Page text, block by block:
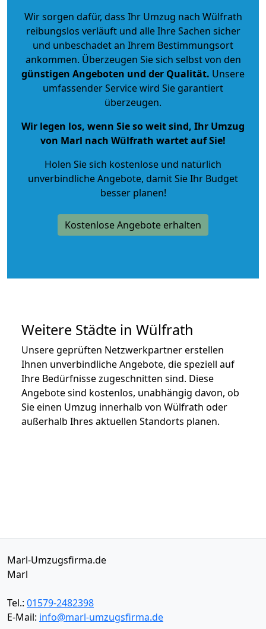
Wir sorgen dafür, dass Ihr Umzug nach Wülfrath
reibungslos verläuft und alle Ihre Sachen sicher
und unbeschadet an Ihrem Bestimmungsort
ankommen. Überzeugen Sie sich selbst von den
günstigen Angeboten und der Qualität. Unsere
umfassender Service wird Sie garantiert
überzeugen.
Wir legen los, wenn Sie so weit sind, Ihr Umzug
von Marl nach Wülfrath wartet auf Sie!
Holen Sie sich kostenlose und natürlich
unverbindliche Angebote, damit Sie Ihr Budget
besser planen!
Kostenlose Angebote erhalten
Weitere Städte in Wülfrath
Unsere geprüften Netzwerkpartner erstellen
Ihnen unverbindliche Angebote, die speziell auf
Ihre Bedürfnisse zugeschnitten sind. Diese
Angebote sind kostenlos, unabhängig davon, ob
Sie einen Umzug innerhalb von Wülfrath oder
außerhalb Ihres aktuellen Standorts planen.
Marl-Umzugsfirma.de
Marl
Tel.: 01579-2482398
E-Mail: info@marl-umzugsfirma.de